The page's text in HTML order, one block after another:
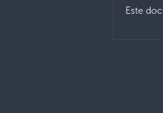
Este